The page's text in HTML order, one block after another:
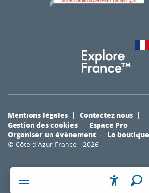
© Côte d'Azur France - 2026
Mentions légales
Contactez nous
Gestion des cookies
Espace Pro
Organiser un évènement
La boutique